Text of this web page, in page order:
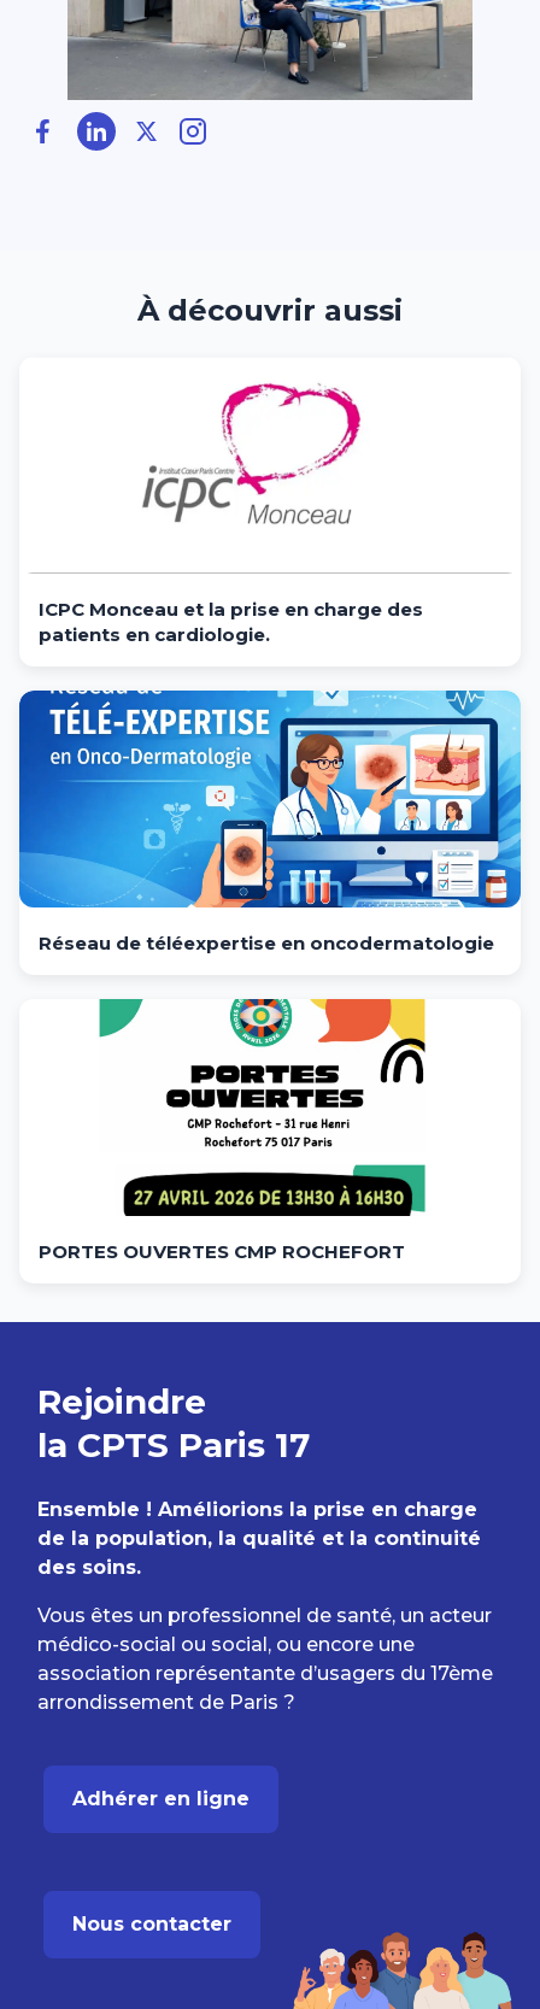
À découvrir aussi
ICPC Monceau et la prise en charge des
patients en cardiologie.
Réseau de téléexpertise en oncodermatologie
PORTES OUVERTES CMP ROCHEFORT
Rejoindre
la CPTS Paris 17
Ensemble ! Améliorions la prise en charge
de la population, la qualité et la continuité
des soins.
Vous êtes un professionnel de santé, un acteur
médico-social ou social, ou encore une
association représentante d’usagers du 17ème
arrondissement de Paris ?
Adhérer en ligne
Nous contacter